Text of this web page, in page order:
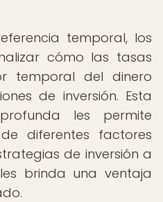
temporal, los
cómo las tasas
temporal del dinero
de inversión. Esta
les permite
diferentes factores
de inversión a
brinda una ventaja